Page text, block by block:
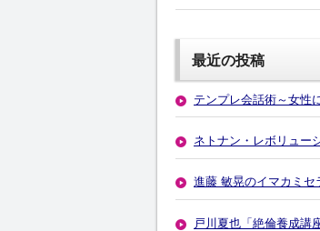
最近の投稿
テンプレ会話術～女性
ネトナン・レボリュー
進藤 敏晃のイマカミ
戸川夏也「絶倫養成講